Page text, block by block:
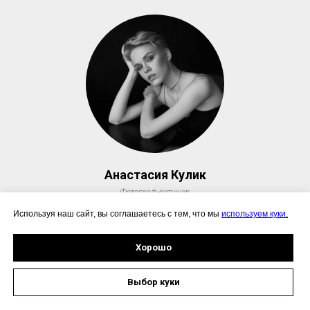
Анастасия Кулик
Фотограф-ретушер
Работы
Используя наш сайт, вы соглашаетесь с тем, что мы используем куки.
Хорошо
Выбор куки